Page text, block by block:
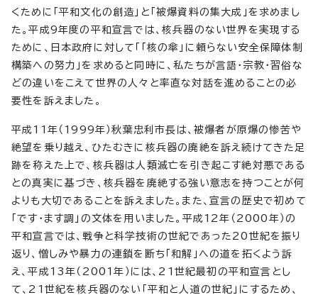
くために「平和文化の創造」と「被爆資料の集大成」を求めまし
た。平成9年度の平和宣言では、核兵器のない世界を実現する
ために、日本政府に対して「「核の傘」に頼らない安全保障体制
構築への努力」を求めると同時に、私たちが言語・宗教・習俗な
どの違いをこえて世界の人々と率直な対話を進めることの必
要性を訴えました。
平成11年（1999年）秋葉忠利市長は、被爆者が原爆の惨苦や
絶望を乗り越え、ひたむきに核兵器の廃絶を訴え続けてきた足
跡を称えた上で、核兵器は人類滅亡を引き起こす絶対悪である
との真実に基づき、核兵器を廃絶する強い意志を持つことが何
よりも大切であることを訴えました。また、宣言の歴史で初めて
「です・ます調」の文体を用いました。平成12年（2000年）の
平和宣言では、戦争と科学技術の世紀であった20世紀を振り
返り、憎しみや暴力の連鎖を断ち「和解」への道を拓くよう訴
え、平成13年（2001年）には、21世紀最初の平和宣言とし
て、21世紀を核兵器のない「平和と人道の世紀」にするため、